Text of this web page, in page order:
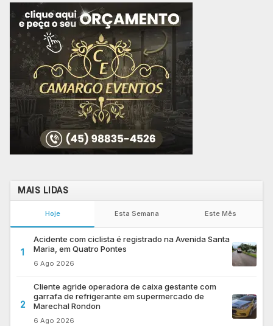
MAIS LIDAS
Hoje Esta Semana Este Mês
1
Acidente com ciclista é registrado na Avenida Santa
Maria, em Quatro Pontes
6 Ago 2026
2
Cliente agride operadora de caixa gestante com
garrafa de refrigerante em supermercado de
Marechal Rondon
6 Ago 2026